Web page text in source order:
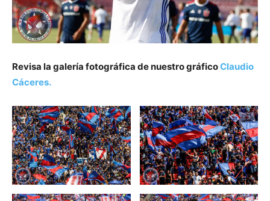
Revisa la galería fotográfica de nuestro gráficoClaudio
Cáceres.